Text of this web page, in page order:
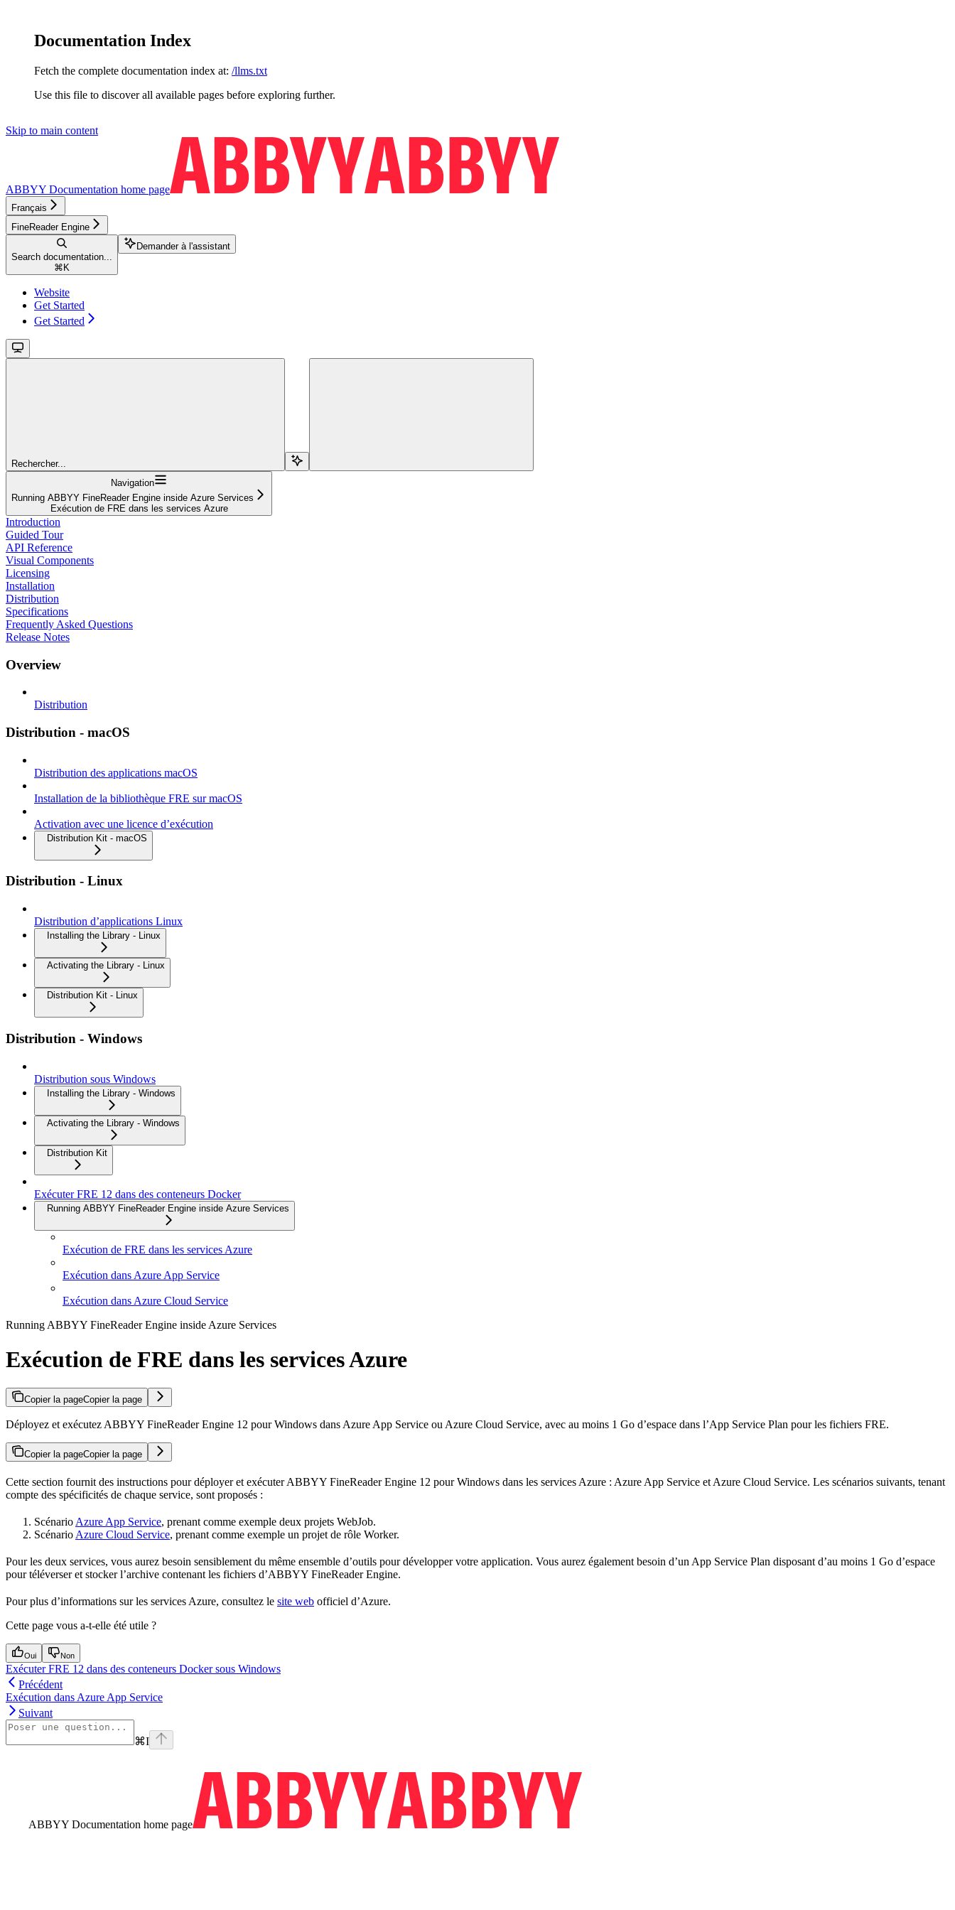
Documentation Index
Fetch the complete documentation index at: /llms.txt
Use this file to discover all available pages before exploring further.
Skip to main content
ABBYY Documentation home page
Français
FineReader Engine
Search documentation...
⌘ K
Demander à l'assistant
Website
Get Started
Get Started
Rechercher...
Navigation
Running ABBYY FineReader Engine inside Azure Services
Exécution de FRE dans les services Azure
Introduction
Guided Tour
API Reference
Visual Components
Licensing
Installation
Distribution
Specifications
Frequently Asked Questions
Release Notes
Overview
Distribution
Distribution - macOS
Distribution des applications macOS
Installation de la bibliothèque FRE sur macOS
Activation avec une licence d’exécution
Distribution Kit - macOS
Distribution - Linux
Distribution d’applications Linux
Installing the Library - Linux
Activating the Library - Linux
Distribution Kit - Linux
Distribution - Windows
Distribution sous Windows
Installing the Library - Windows
Activating the Library - Windows
Distribution Kit
Exécuter FRE 12 dans des conteneurs Docker
Running ABBYY FineReader Engine inside Azure Services
Exécution de FRE dans les services Azure
Exécution dans Azure App Service
Exécution dans Azure Cloud Service
Running ABBYY FineReader Engine inside Azure Services
Exécution de FRE dans les services Azure
Copier la pageCopier la page
Déployez et exécutez ABBYY FineReader Engine 12 pour Windows dans Azure App Service ou Azure Cloud Service, avec au moins 1 Go d’espace dans l’App Service Plan pour les fichiers FRE.
Copier la pageCopier la page
Cette section fournit des instructions pour déployer et exécuter ABBYY FineReader Engine 12 pour Windows dans les services Azure : Azure App Service et Azure Cloud Service. Les scénarios suivants, tenant
compte des spécificités de chaque service, sont proposés :
ScénarioAzure App Service, prenant comme exemple deux projets WebJob.
ScénarioAzure Cloud Service, prenant comme exemple un projet de rôle Worker.
Pour les deux services, vous aurez besoin sensiblement du même ensemble d’outils pour développer votre application. Vous aurez également besoin d’un App Service Plan disposant d’au moins 1 Go d’espace
pour téléverser et stocker l’archive contenant les fichiers d’ABBYY FineReader Engine.
Pour plus d’informations sur les services Azure, consultez le site web officiel d’Azure.
Cette page vous a-t-elle été utile ?
Oui Non
Exécuter FRE 12 dans des conteneurs Docker sous Windows
Précédent
Exécution dans Azure App Service
Suivant
⌘I
ABBYY Documentation home page